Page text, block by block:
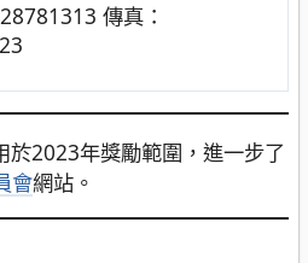
傳真：
於2023年獎勵範圍，進一步了
會網站。